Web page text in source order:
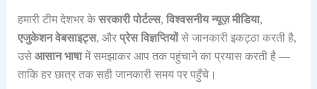
हमारी टीम देशभर के सरकारी पोर्टल्स, विश्वसनीय न्यूज़ मीडिया,
एजुकेशन वेबसाइट्स, और प्रेस विज्ञप्तियोंसे जानकारी इकट्ठा करती है,
उसे आसान भाषामें समझाकर आप तक पहुंचाने का प्रयास करती है —
ताकि हर छात्र तक सही जानकारी समय पर पहुँचे।